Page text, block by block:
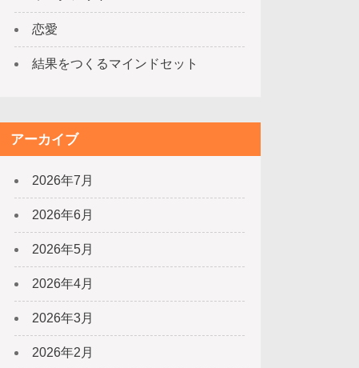
恋愛
結果をつくるマインドセット
アーカイブ
2026年7月
2026年6月
2026年5月
2026年4月
2026年3月
2026年2月